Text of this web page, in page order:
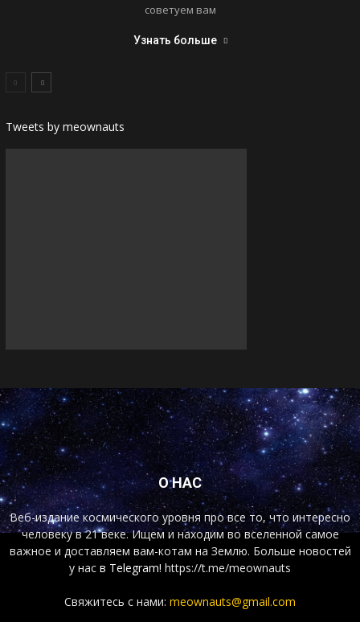
советуем вам
Узнать больше
Tweets by meownauts
О НАС
Веб-издание космического уровня про все то, что интересно
человеку в 21 веке. Ищем и находим во вселенной самое
важное и доставляем вам-котам на Землю. Больше новостей
у нас в Telegram! https://t.me/meownauts
Свяжитесь с нами: meownauts@gmail.com